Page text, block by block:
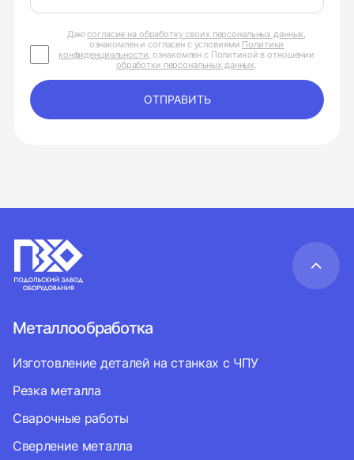
Даюсогласие на обработку своих персональных данных,
ознакомлен и согласен с условиями Политики
конфиденциальности, ознакомлен с Политикой в отношении
обработки персональных данных.
ОТПРАВИТЬ
Металлообработка
Изготовление деталей на станках с ЧПУ
Резка металла
Сварочные работы
Сверление металла